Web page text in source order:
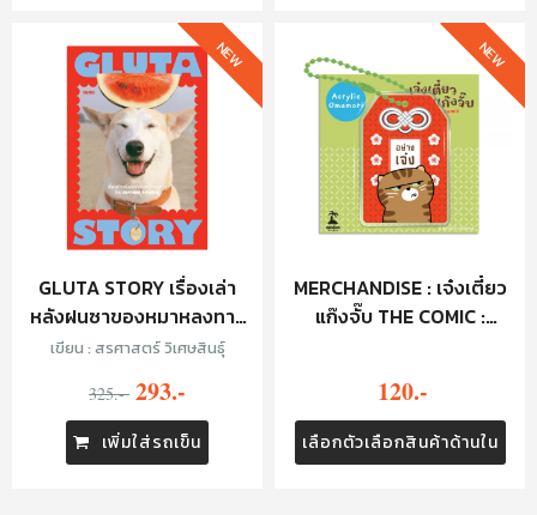
GLUTA STORY เรื่องเล่า
หลังฝนซาของหมาหลงทาง
(10TH ANNIVERSARY
เขียน : สรศาสตร์ วิเศษสินธุ์
325.- 293.-
เพิ่มใส่รถเข็น
NEW
MERCHANDISE : เจ๋งเตี๋ยว
แก๊งจั๊บ THE COMIC :
120.-
เลือกตัวเลือกสินค้าด้านใน
NEW